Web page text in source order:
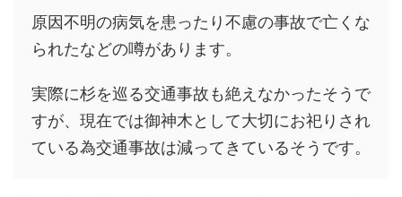
原因不明の病気を患ったり不慮の事故で亡くな
られたなどの噂があります。
実際に杉を巡る交通事故も絶えなかったそうで
すが、現在では御神木として大切にお祀りされ
ている為交通事故は減ってきているそうです。